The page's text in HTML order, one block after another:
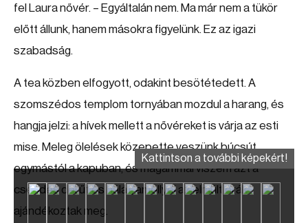
fel Laura nővér. – Egyáltalán nem. Ma már nem a tükör
előtt állunk, hanem másokra figyelünk. Ez az igazi
szabadság.
A tea közben elfogyott, odakint besötétedett. A
szomszédos templom tornyában mozdul a harang, és
hangja jelzi: a hívek mellett a nővéreket is várja az esti
mise. Meleg ölelések közepette veszünk búcsút
egymástól a kapuban, és magammal viszem azt a
csendes derűt és hálát, amellyel az elmúlt órák
ajándékoztak meg.
Kattintson a további képekért!